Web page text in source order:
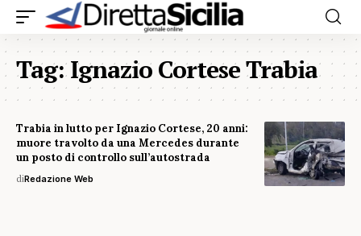
Tag:Ignazio Cortese Trabia
Trabia in lutto per Ignazio Cortese, 20 anni:
muore travolto da una Mercedes durante
un posto di controllo sull’autostrada
diRedazione Web